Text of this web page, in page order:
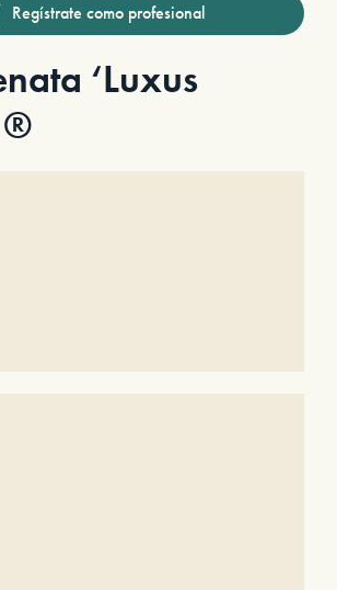
Regístrate como profesional
‘Luxus
®